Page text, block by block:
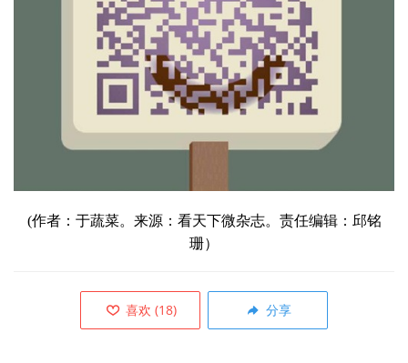
(作者： 于蔬菜。来源：看天下微杂志。责任编辑：邱铭
珊）
喜欢 (18) 分享